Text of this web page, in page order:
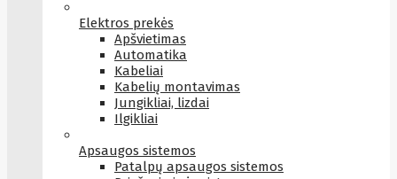
Elektros prekės
Apšvietimas
Automatika
Kabeliai
Kabelių montavimas
Jungikliai, lizdai
Ilgikliai
Apsaugos sistemos
Patalpų apsaugos sistemos